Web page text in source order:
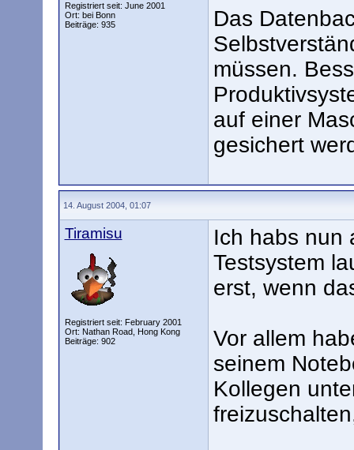
Registriert seit: June 2001
Ort: bei Bonn
Beiträge: 935
Das
müssen.
auf einer
gesichert
14. August 2004, 01:07
Tiramisu
Registriert seit: February 2001
Ort: Nathan Road, Hong Kong
Beiträge: 902
Ich habs nun
Testsystem
erst, wenn
Vor allem
seinem
Kollegen